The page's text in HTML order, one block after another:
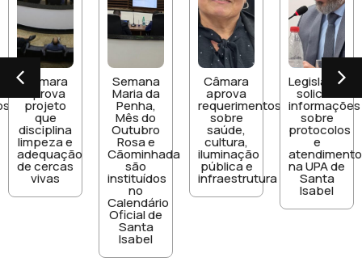
e
Semana
Maria da
Penha,
Mês do
Outubro
Rosa e
Cãominhada
instituídos
Calendário
Oficial de
Santa
Isabel
Câmara
aprova
requerimentos
saúde,
cultura,
iluminação
pública e
infraestrutura
Legislativo
solicita
informações
protocolos
atendimento
na UPA de
Santa
Isabel
e